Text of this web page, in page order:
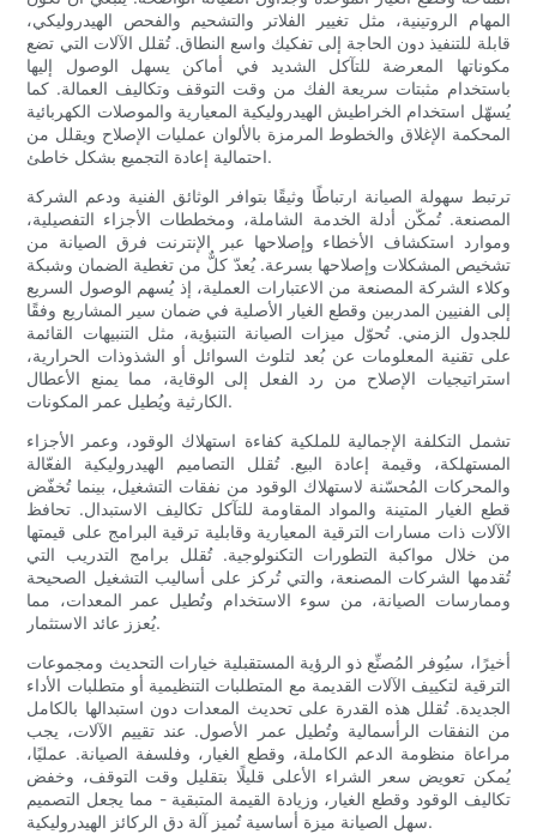
المهام الروتينية، مثل تغيير الفلاتر والتشحيم والفحص الهيدروليكي،
قابلة للتنفيذ دون الحاجة إلى تفكيك واسع النطاق. تُقلل الآلات التي تضع
مكوناتها المعرضة للتآكل الشديد في أماكن يسهل الوصول إليها
باستخدام مثبتات سريعة الفك من وقت التوقف وتكاليف العمالة. كما
يُسهّل استخدام الخراطيش الهيدروليكية المعيارية والموصلات الكهربائية
المحكمة الإغلاق والخطوط المرمزة بالألوان عمليات الإصلاح ويقلل من
احتمالية إعادة التجميع بشكل خاطئ.
ترتبط سهولة الصيانة ارتباطًا وثيقًا بتوافر الوثائق الفنية ودعم الشركة
المصنعة. تُمكّن أدلة الخدمة الشاملة، ومخططات الأجزاء التفصيلية،
وموارد استكشاف الأخطاء وإصلاحها عبر الإنترنت فرق الصيانة من
تشخيص المشكلات وإصلاحها بسرعة. يُعدّ كلٌّ من تغطية الضمان وشبكة
وكلاء الشركة المصنعة من الاعتبارات العملية، إذ يُسهم الوصول السريع
إلى الفنيين المدربين وقطع الغيار الأصلية في ضمان سير المشاريع وفقًا
للجدول الزمني. تُحوّل ميزات الصيانة التنبؤية، مثل التنبيهات القائمة
على تقنية المعلومات عن بُعد لتلوث السوائل أو الشذوذات الحرارية،
استراتيجيات الإصلاح من رد الفعل إلى الوقاية، مما يمنع الأعطال
الكارثية ويُطيل عمر المكونات.
تشمل التكلفة الإجمالية للملكية كفاءة استهلاك الوقود، وعمر الأجزاء
المستهلكة، وقيمة إعادة البيع. تُقلل التصاميم الهيدروليكية الفعّالة
والمحركات المُحسّنة لاستهلاك الوقود من نفقات التشغيل، بينما تُخفّض
قطع الغيار المتينة والمواد المقاومة للتآكل تكاليف الاستبدال. تحافظ
الآلات ذات مسارات الترقية المعيارية وقابلية ترقية البرامج على قيمتها
من خلال مواكبة التطورات التكنولوجية. تُقلل برامج التدريب التي
تُقدمها الشركات المصنعة، والتي تُركز على أساليب التشغيل الصحيحة
وممارسات الصيانة، من سوء الاستخدام وتُطيل عمر المعدات، مما
يُعزز عائد الاستثمار.
أخيرًا، سيُوفر المُصنِّع ذو الرؤية المستقبلية خيارات التحديث ومجموعات
الترقية لتكييف الآلات القديمة مع المتطلبات التنظيمية أو متطلبات الأداء
الجديدة. تُقلل هذه القدرة على تحديث المعدات دون استبدالها بالكامل
من النفقات الرأسمالية وتُطيل عمر الأصول. عند تقييم الآلات، يجب
مراعاة منظومة الدعم الكاملة، وقطع الغيار، وفلسفة الصيانة. عمليًا،
يُمكن تعويض سعر الشراء الأعلى قليلًا بتقليل وقت التوقف، وخفض
تكاليف الوقود وقطع الغيار، وزيادة القيمة المتبقية - مما يجعل التصميم
سهل الصيانة ميزة أساسية تُميز آلة دق الركائز الهيدروليكية.